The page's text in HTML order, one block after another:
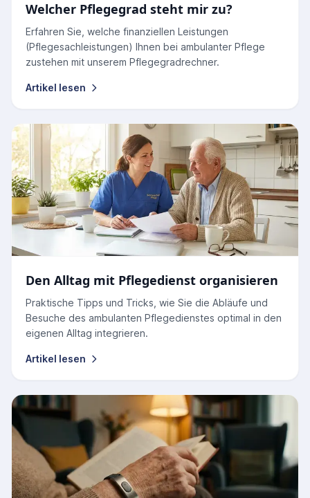
Welcher Pflegegrad steht mir zu?
Erfahren Sie, welche finanziellen Leistungen
(Pflegesachleistungen) Ihnen bei ambulanter Pflege
zustehen mit unserem Pflegegradrechner.
Artikel lesen
Den Alltag mit Pflegedienst organisieren
Praktische Tipps und Tricks, wie Sie die Abläufe und
Besuche des ambulanten Pflegedienstes optimal in den
eigenen Alltag integrieren.
Artikel lesen